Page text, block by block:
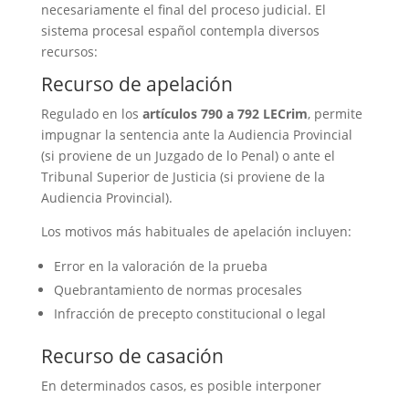
necesariamente el final del proceso judicial. El
sistema procesal español contempla diversos
recursos:
Recurso de apelación
Regulado en los artículos 790 a 792 LECrim, permite
impugnar la sentencia ante la Audiencia Provincial
(si proviene de un Juzgado de lo Penal) o ante el
Tribunal Superior de Justicia (si proviene de la
Audiencia Provincial).
Los motivos más habituales de apelación incluyen:
Error en la valoración de la prueba
Quebrantamiento de normas procesales
Infracción de precepto constitucional o legal
Recurso de casación
En determinados casos, es posible interponer